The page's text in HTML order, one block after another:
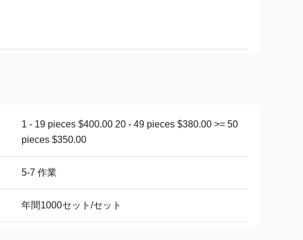
1 - 19 pieces $400.00 20 - 49 pieces $380.00 >= 50
pieces $350.00
5-7 作業
年間1000セット/セット